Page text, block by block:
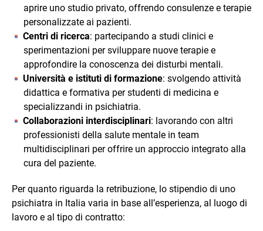
aprire uno studio privato, offrendo consulenze e terapie
personalizzate ai pazienti.
Centri di ricerca: partecipando a studi clinici e
sperimentazioni per sviluppare nuove terapie e
approfondire la conoscenza dei disturbi mentali.
Università e istituti di formazione: svolgendo attività
didattica e formativa per studenti di medicina e
specializzandi in psichiatria.
Collaborazioni interdisciplinari: lavorando con altri
professionisti della salute mentale in team
multidisciplinari per offrire un approccio integrato alla
cura del paziente.
Per quanto riguarda la retribuzione, lo stipendio di uno
psichiatra in Italia varia in base all’esperienza, al luogo di
lavoro e al tipo di contratto: